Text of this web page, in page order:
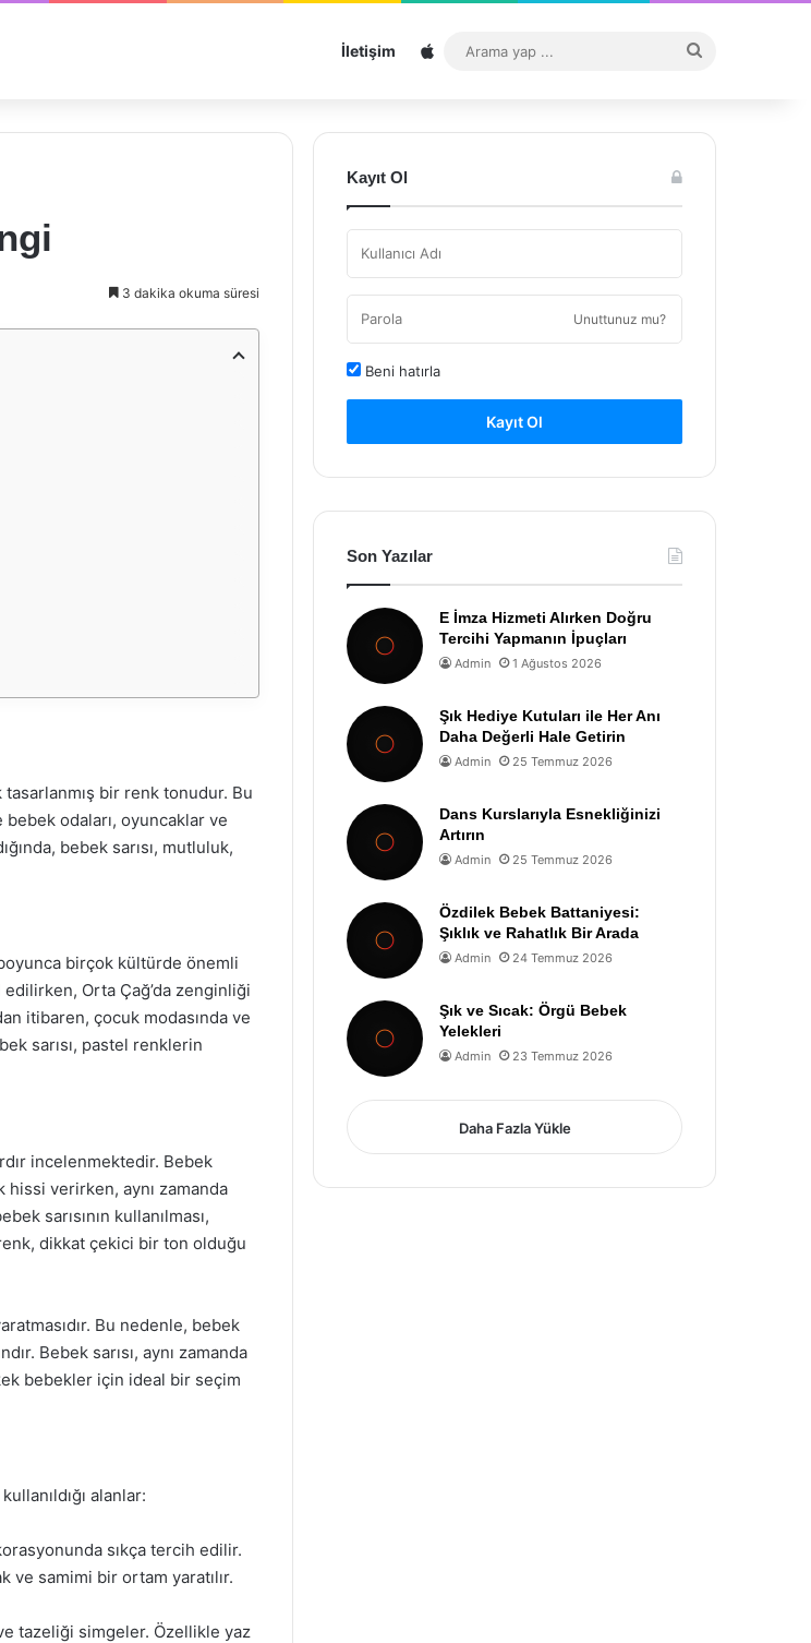
İletişim Sitemap
...
3 dakika okuma süresi
tasarlanmış bir renk tonudur. Bu
bebek odaları, oyuncaklar ve
bebek sarısı, mutluluk,
birçok kültürde önemli
Orta Çağ’da zenginliği
itibaren, çocuk modasında ve
sarısı, pastel renklerin
incelenmektedir. Bebek
hissi verirken, aynı zamanda
sarısının kullanılması,
dikkat çekici bir ton olduğu
Bu nedenle, bebek
Bebek sarısı, aynı zamanda
bebekler için ideal bir seçim
alanlar:
sıkça tercih edilir.
ve samimi bir ortam yaratılır.
tazeliği simgeler. Özellikle yaz
Kayıt Ol
Unuttunuz mu?
Beni hatırla
Kayıt Ol
Son Yazılar
E İmza Hizmeti Alırken Doğru
Tercihi Yapmanın İpuçları
Admin 1 Ağustos 2026
Şık Hediye Kutuları ile Her Anı
Daha Değerli Hale Getirin
Admin 25 Temmuz 2026
Dans Kurslarıyla Esnekliğinizi
Artırın
Admin 25 Temmuz 2026
Özdilek Bebek Battaniyesi:
Şıklık ve Rahatlık Bir Arada
Admin 24 Temmuz 2026
Şık ve Sıcak: Örgü Bebek
Yelekleri
Admin 23 Temmuz 2026
Daha Fazla Yükle